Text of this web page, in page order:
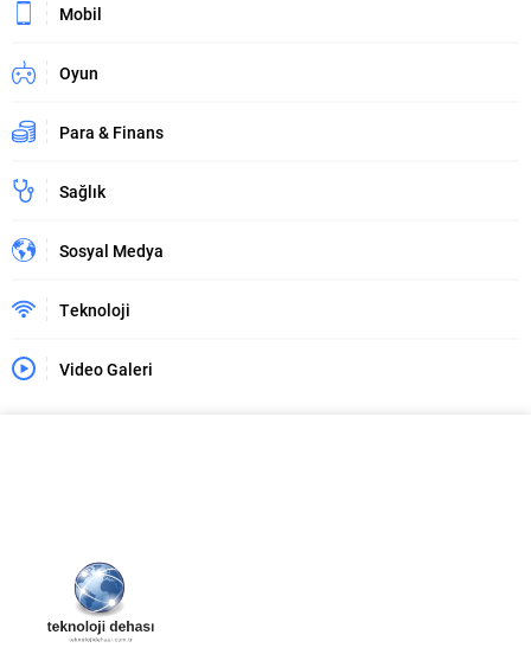
Mobil
Oyun
Para & Finans
Sağlık
Sosyal Medya
Teknoloji
Video Galeri